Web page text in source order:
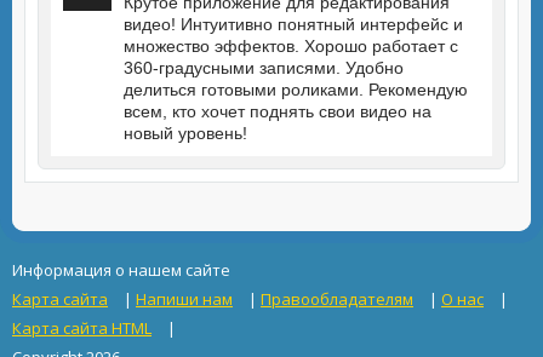
видео! Интуитивно понятный интерфейс и
множество эффектов. Хорошо работает с
360-градусными записями. Удобно
делиться готовыми роликами. Рекомендую
всем, кто хочет поднять свои видео на
новый уровень!
Информация о нашем сайте
Карта сайта
| Напиши нам | Правообладателям | О нас
|
Карта сайта HTML
|